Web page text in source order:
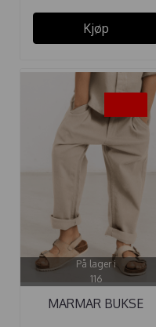
Kjøp
På lager i
116
MARMAR BUKSE